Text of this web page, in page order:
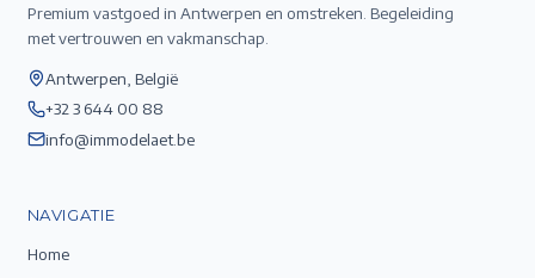
Premium vastgoed in Antwerpen en omstreken. Begeleiding
met vertrouwen en vakmanschap.
Antwerpen, België
+32 3 644 00 88
info@immodelaet.be
NAVIGATIE
Home